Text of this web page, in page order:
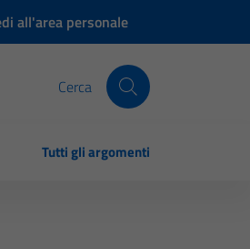
all'area personale
Cerca
Tutti gli argomenti